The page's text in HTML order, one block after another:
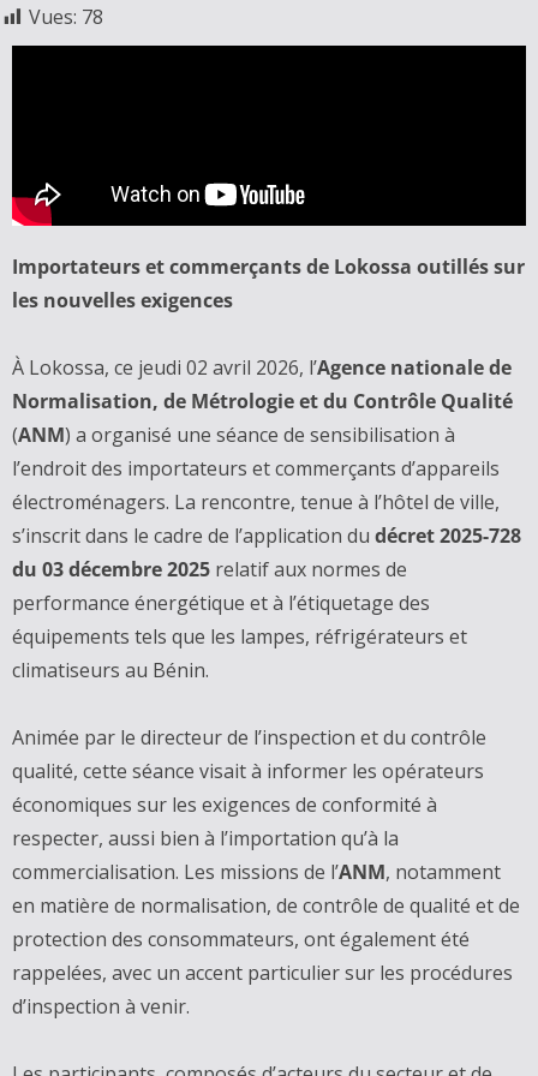
Vues: 78
‎Importateurs et commerçants de Lokossa outillés sur
les nouvelles exigences
‎À Lokossa, ce jeudi 02 avril 2026, l’Agence nationale de
Normalisation, de Métrologie et du Contrôle Qualité
(ANM) a organisé une séance de sensibilisation à
l’endroit des importateurs et commerçants d’appareils
électroménagers. La rencontre, tenue à l’hôtel de ville,
s’inscrit dans le cadre de l’application du décret 2025-728
du 03 décembre 2025 relatif aux normes de
performance énergétique et à l’étiquetage des
équipements tels que les lampes, réfrigérateurs et
climatiseurs au Bénin.
‎Animée par le directeur de l’inspection et du contrôle
qualité, cette séance visait à informer les opérateurs
économiques sur les exigences de conformité à
respecter, aussi bien à l’importation qu’à la
commercialisation. Les missions de l’ANM, notamment
en matière de normalisation, de contrôle de qualité et de
protection des consommateurs, ont également été
rappelées, avec un accent particulier sur les procédures
d’inspection à venir.